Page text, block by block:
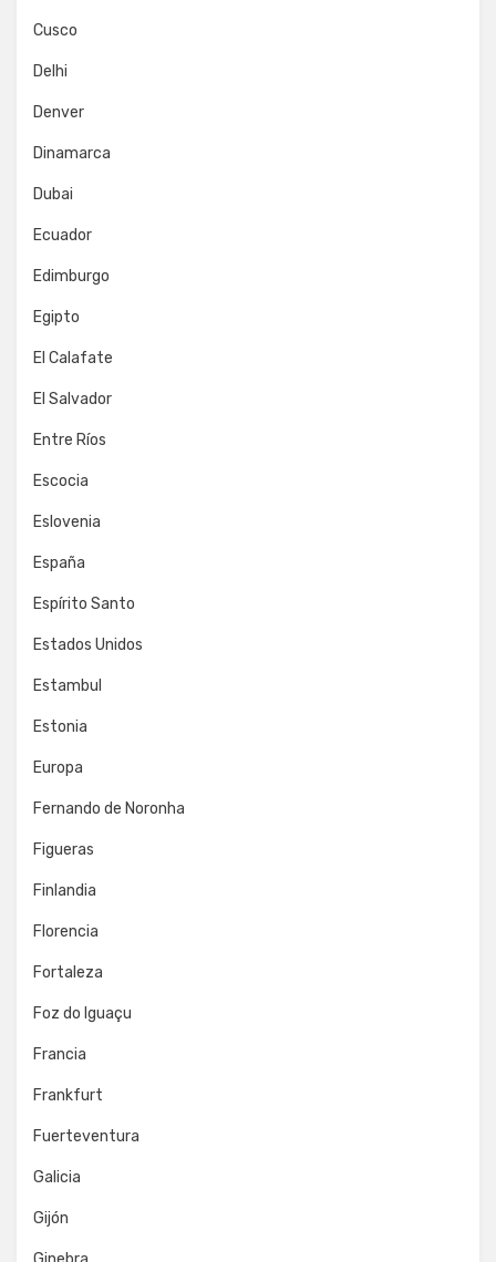
Cusco
Delhi
Denver
Dinamarca
Dubai
Ecuador
Edimburgo
Egipto
El Calafate
El Salvador
Entre Ríos
Escocia
Eslovenia
España
Espírito Santo
Estados Unidos
Estambul
Estonia
Europa
Fernando de Noronha
Figueras
Finlandia
Florencia
Fortaleza
Foz do Iguaçu
Francia
Frankfurt
Fuerteventura
Galicia
Gijón